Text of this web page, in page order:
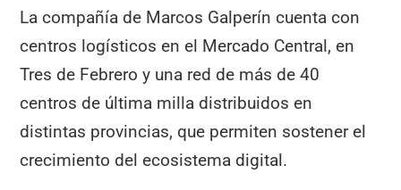
La compañía de Marcos Galperín cuenta con
centros logísticos en el Mercado Central, en
Tres de Febrero y una red de más de 40
centros de última milla distribuidos en
distintas provincias, que permiten sostener el
crecimiento del ecosistema digital.